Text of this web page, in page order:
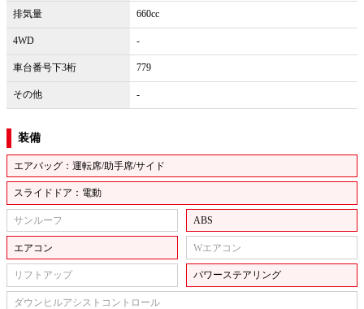
排気量 660cc
4WD -
車台番号下3桁 779
その他 -
装備
エアバッグ：運転席/助手席/サイド
スライドドア：電動
サンルーフ ABS
エアコン Wエアコン
リフトアップ パワーステアリング
ダウンヒルアシストコントロール